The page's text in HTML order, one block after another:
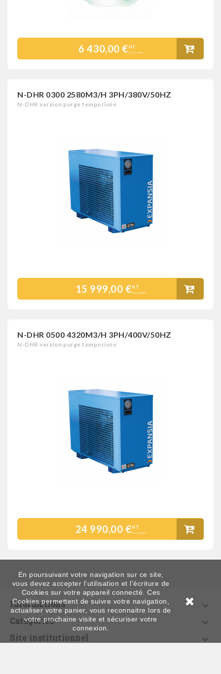
6 430,00 €HT
Prix public
N-DHR 0300 2580M3/H 3PH/380V/50HZ
N-DHR version purge temporisée
15 999,00 €HT
Prix public
N-DHR 0500 4320M3/H 3PH/400V/50HZ
N-DHR version purge temporisée
24 990,00 €HT
Prix public
Informations 
Catégories 
Site institutionnel 
En poursuivant votre navigation sur ce site,
vous devez accepter l’utilisation et l'écriture de
Cookies sur votre appareil connecté. Ces
Cookies permettent de suivre votre navigation,
actualiser votre panier, vous reconnaitre lors de
votre prochaine visite et sécuriser votre
connexion.